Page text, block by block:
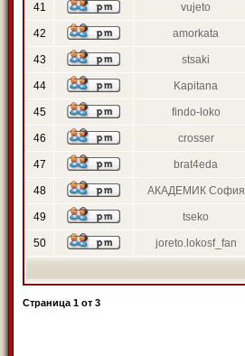
41 vujeto
42 amorkata
43 stsaki
44 Kapitana
45 findo-loko
46 crosser
47 brat4eda
48 АКАДЕМИК София
49 tseko
50 joreto.lokosf_fan
Страница 1 от 3